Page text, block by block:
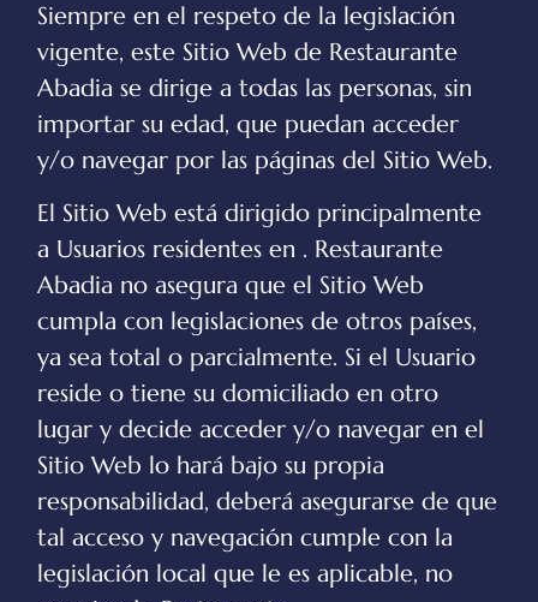
Siempre en el respeto de la legislación
vigente, este Sitio Web de Restaurante
Abadia se dirige a todas las personas, sin
importar su edad, que puedan acceder
y/o navegar por las páginas del Sitio Web.
El Sitio Web está dirigido principalmente
a Usuarios residentes en . Restaurante
Abadia no asegura que el Sitio Web
cumpla con legislaciones de otros países,
ya sea total o parcialmente. Si el Usuario
reside o tiene su domiciliado en otro
lugar y decide acceder y/o navegar en el
Sitio Web lo hará bajo su propia
responsabilidad, deberá asegurarse de que
tal acceso y navegación cumple con la
legislación local que le es aplicable, no